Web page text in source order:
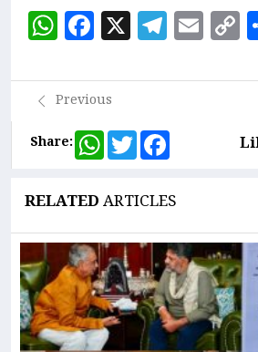
WhatsApp
Facebook
X
Previous
Share:
WhatsApp
Twitter
RELATEDARTICLES